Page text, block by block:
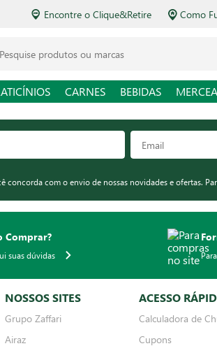
Encontre o Clique&Retire Como
CARNES BEBIDAS
concorda com o envio de nossas novidades e ofertas.
Comprar?
suas dúvidas
NOSSOS SITES
Grupo Zaffari
Airaz
ACESSO
Calculadora de
Cupons